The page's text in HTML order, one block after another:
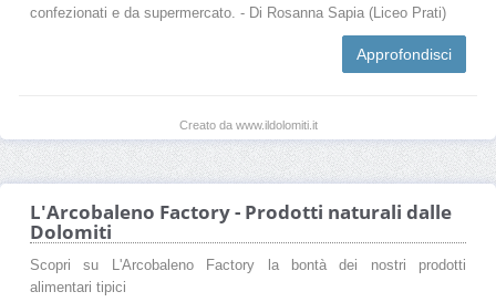
confezionati e da supermercato. - Di Rosanna Sapia (Liceo Prati)
Approfondisci
Creato da www.ildolomiti.it
L'Arcobaleno Factory - Prodotti naturali dalle
Dolomiti
Scopri su L'Arcobaleno Factory la bontà dei nostri prodotti
alimentari tipici